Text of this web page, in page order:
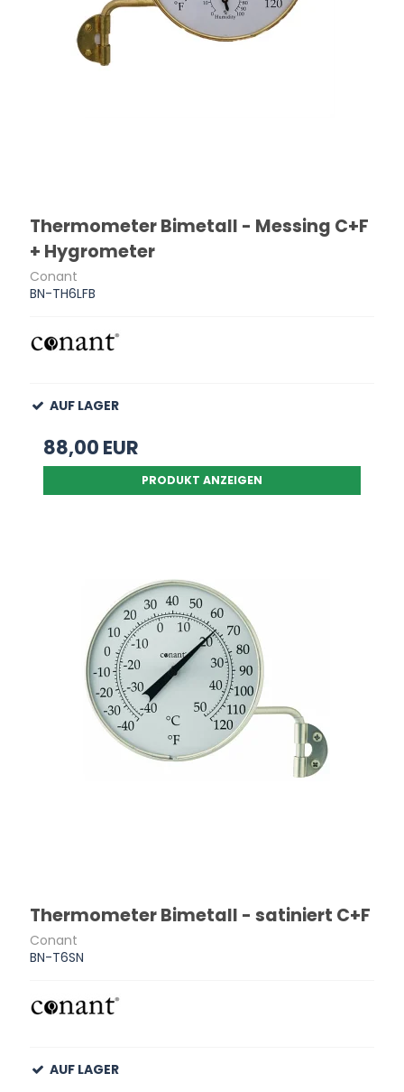
Thermometer Bimetall - Messing C+F
+ Hygrometer
Conant
BN-TH6LFB
AUF LAGER
88,00 EUR
PRODUKT ANZEIGEN
Thermometer Bimetall - satiniert C+F
Conant
BN-T6SN
AUF LAGER